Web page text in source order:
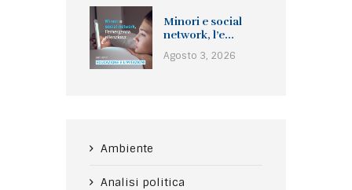
Minori e social
network, l’e...
Agosto 3, 2026
Ambiente
Analisi politica